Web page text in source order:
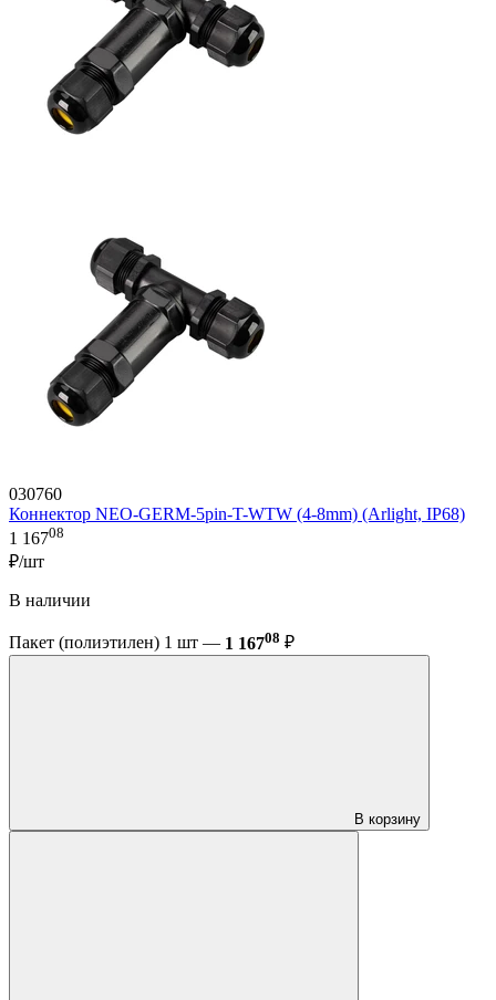
030760
Коннектор NEO-GERM-5pin-T-WTW (4-8mm) (Arlight, IP68)
1 16708
₽/шт
В наличии
Пакет (полиэтилен) 1 шт — 1 16708 ₽
В корзину